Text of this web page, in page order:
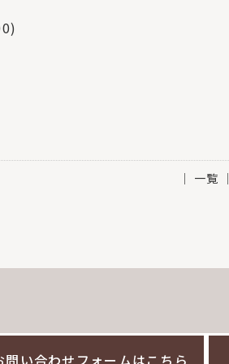
│ 一覧 │
問い合わせフォームはこちら